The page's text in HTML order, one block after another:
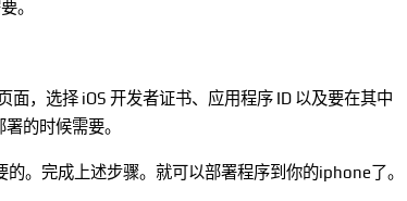
。
面， 选择 iOS 开发者证书、应用程序 ID 以及要在其中
的时候需要。
。完成上述步骤。就可以部署程序到你的iphone了。